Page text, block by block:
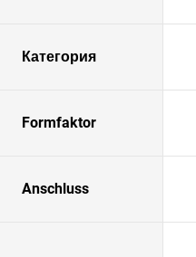
Категория
Formfaktor
Anschluss